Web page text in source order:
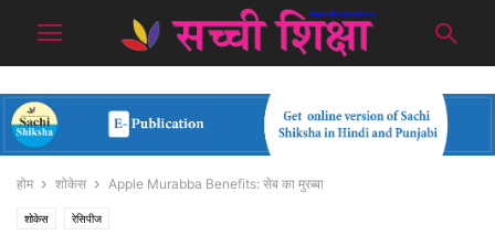
होम शोकेस Apple Murabba Benefits: सेब का मुरब्बा
शोकेस रेसिपीज